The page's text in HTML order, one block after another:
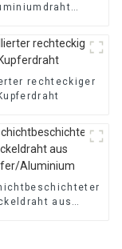
rechteckiger
aus